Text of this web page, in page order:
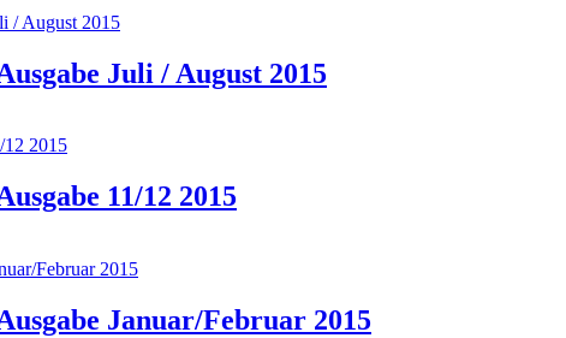
Juli / August 2015
11/12 2015
Januar/Februar 2015